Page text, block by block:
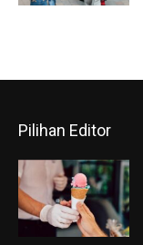
Pilihan Editor